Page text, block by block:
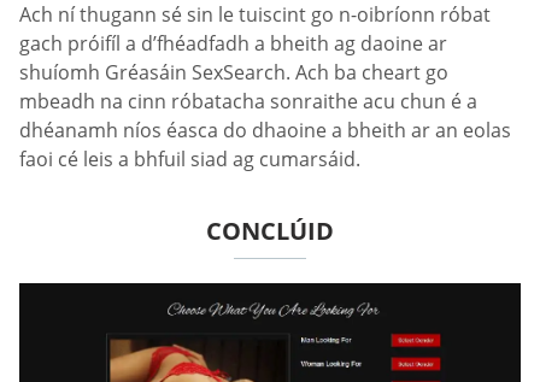
Ach ní thugann sé sin le tuiscint go n-oibríonn róbat
gach próifíl a d’fhéadfadh a bheith ag daoine ar
shuíomh Gréasáin SexSearch. Ach ba cheart go
mbeadh na cinn róbatacha sonraithe acu chun é a
dhéanamh níos éasca do dhaoine a bheith ar an eolas
faoi cé leis a bhfuil siad ag cumarsáid.
CONCLÚID